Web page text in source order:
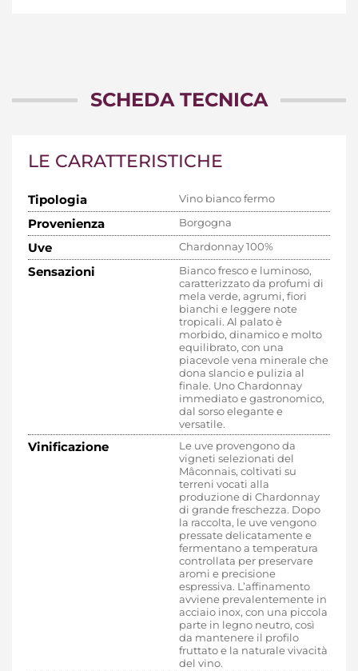
SCHEDA TECNICA
LE CARATTERISTICHE
Tipologia Vino bianco fermo
Provenienza Borgogna
Uve Chardonnay 100%
Sensazioni
Bianco fresco e luminoso,
caratterizzato da profumi di
mela verde, agrumi, fiori
bianchi e leggere note
tropicali. Al palato è
morbido, dinamico e molto
equilibrato, con una
piacevole vena minerale che
dona slancio e pulizia al
finale. Uno Chardonnay
immediato e gastronomico,
dal sorso elegante e
versatile.
Vinificazione
Le uve provengono da
vigneti selezionati del
Mâconnais, coltivati su
terreni vocati alla
produzione di Chardonnay
di grande freschezza. Dopo
la raccolta, le uve vengono
pressate delicatamente e
fermentano a temperatura
controllata per preservare
aromi e precisione
espressiva. L’affinamento
avviene prevalentemente in
acciaio inox, con una piccola
parte in legno neutro, così
da mantenere il profilo
fruttato e la naturale vivacità
del vino.